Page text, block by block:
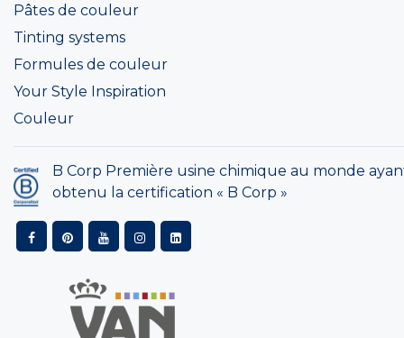
Pâtes de couleur
Tinting systems
Formules de couleur
Your Style Inspiration
Couleur
B Corp Première usine chimique au monde
obtenu la certification « B Corp »